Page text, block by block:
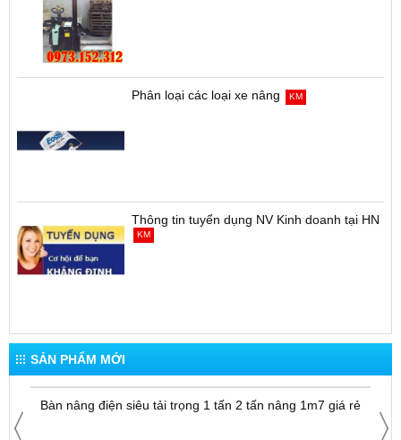
Xe điện cao cao đứng lái 1.5 tấn cao 3m
hàng OPK - Nhật Bản giá rẻ
KM
Phân loại các loại xe nâng
KM